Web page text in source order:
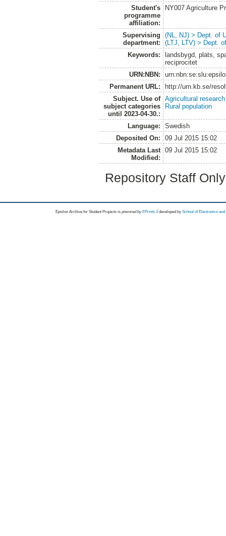
Student's
programme
affiliation:
NY007 Agriculture
Supervising
department:
(NL, NJ) > Dept. of
(LTJ, LTV) > Dept.
Keywords:
landsbygd, plats,
reciprocitet
URN:NBN:
Permanent URL:
http://urn.kb.se/
Subject. Use of
subject categories
until 2023-04-30.:
Agricultural research
Rural population
Language:
Swedish
Deposited On:
09 Jul 2015 15:02
Metadata Last
Modified:
09 Jul 2015 15:02
Repository Staff
Epsilon Archive for Student Projects is powored byEPrints 3 developed by School of Electronics